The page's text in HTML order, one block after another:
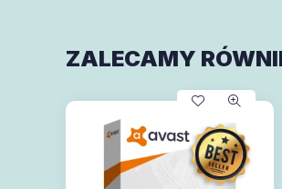
ZALECAMY